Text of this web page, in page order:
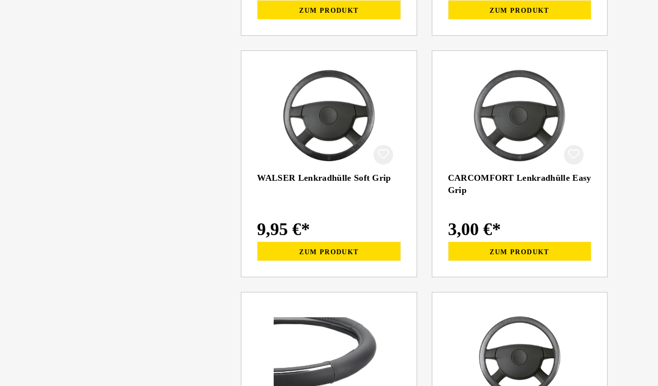
ZUM PRODUKT ZUM PRODUKT
WALSER Lenkradhülle Soft Grip
9,95 €*
ZUM PRODUKT
CARCOMFORT Lenkradhülle Easy
Grip
3,00 €*
ZUM PRODUKT